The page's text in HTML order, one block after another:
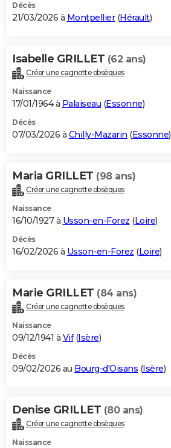
Décès
21/03/2026 à Montpellier(Hérault)
Isabelle GRILLET (62 ans)
Créer une cagnotte obsèques
Naissance
17/01/1964 à Palaiseau (Essonne)
Décès
07/03/2026 à Chilly-Mazarin (Essonne)
Maria GRILLET (98 ans)
Créer une cagnotte obsèques
Naissance
16/10/1927 à Usson-en-Forez (Loire)
Décès
16/02/2026 à Usson-en-Forez (Loire)
Marie GRILLET (84 ans)
Créer une cagnotte obsèques
Naissance
09/12/1941 à Vif(Isère)
Décès
09/02/2026 au Bourg-d'Oisans (Isère)
Denise GRILLET (80 ans)
Créer une cagnotte obsèques
Naissance